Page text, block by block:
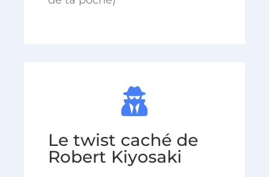
Le twist caché de
Robert Kiyosaki